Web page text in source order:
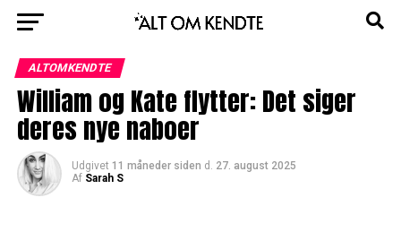
ALTOMKENDTE
William og Kate flytter: Det siger
deres nye naboer
Udgivet 11 måneder siden d. 27. august 2025
Af Sarah S